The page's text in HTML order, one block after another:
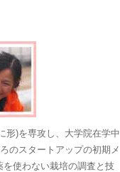
形)を専攻し、大学院在学中
のスタートアップの初期メ
を使わない栽培の調査と技